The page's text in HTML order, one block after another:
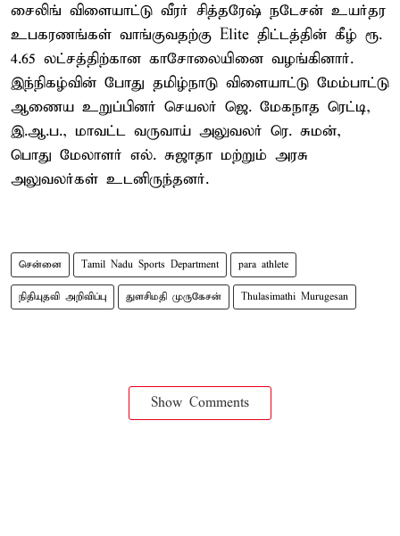
சைலிங் விளையாட்டு வீரர் சித்தரேஷ் நடேசன் உயர்தர
உபகரணங்கள் வாங்குவதற்கு Elite திட்டத்தின் கீழ் ரூ.
4.65 லட்சத்திற்கான காசோலையினை வழங்கினார்.
இந்நிகழ்வின் போது தமிழ்நாடு விளையாட்டு மேம்பாட்டு
ஆணைய உறுப்பினர் செயலர் ஜெ. மேகநாத ரெட்டி,
இ.ஆ.ப., மாவட்ட வருவாய் அலுவலர் ரெ. சுமன்,
பொது மேலாளர் எல். சுஜாதா மற்றும் அரசு
அலுவலர்கள் உடனிருந்தனர்.
சென்னை Tamil Nadu Sports Department para athlete
நிதியுதவி அறிவிப்பு துளசிமதி முருகேசன் Thulasimathi Murugesan
Show Comments